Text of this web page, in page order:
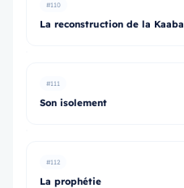
#110
La reconstruction de la Kaaba
#111
Son isolement
#112
La prophétie